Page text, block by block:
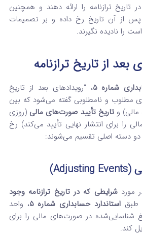
تاریخ ترازنامه را ارائه دهند و همچنین
پس از آن تاریخ رخ داده و بر تصمیمات
را نادیده نگیرند.
از تاریخ ترازنامه
شماره 5 ، “رویدادهای بعد از تاریخ
مطلوب و نامطلوبی گفته می‌شود که بین
مالی) وتاریخ تأیید صورت‌های مالی (روزی
را برای انتشار نهایی تأیید می‌کند) رخ
دو دسته اصلی تقسیم می‌شوند:
موردشرایطی که در تاریخ ترازنامه وجود
طبق استاندارد حسابداری شماره 5 ، واحد
شناسایی‌شده در صورت‌های مالی را برای
کند.